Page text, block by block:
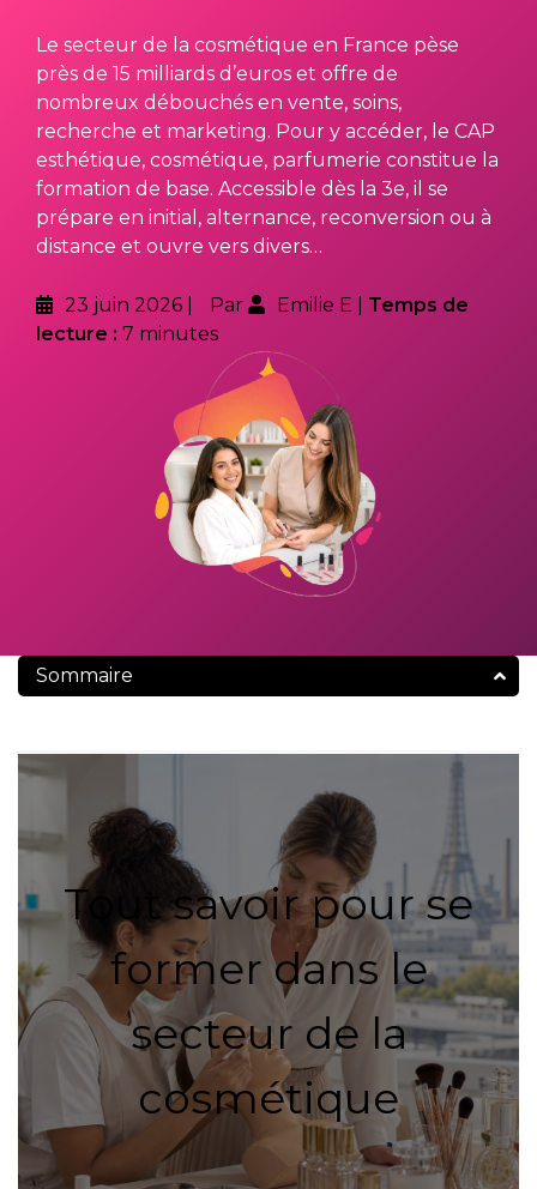
Le secteur de la cosmétique en France pèse
près de 15 milliards d’euros et offre de
nombreux débouchés en vente, soins,
recherche et marketing. Pour y accéder, le CAP
esthétique, cosmétique, parfumerie constitue la
formation de base. Accessible dès la 3e, il se
prépare en initial, alternance, reconversion ou à
distance et ouvre vers divers…
23 juin 2026 Par Emilie E
Temps de
lecture : 7 minutes
Sommaire
Tout savoir pour se
former dans le
secteur de la
cosmétique